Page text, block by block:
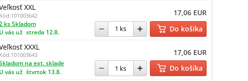
XXL
Kód:101003642 17,06 EUR
ks Skladom
U vás už streda 12.8.
Do košíka
XXXL
Kód:101003643 17,06 EUR
na ext. sklade
U vás už štvrtok 13.8.
Do košíka